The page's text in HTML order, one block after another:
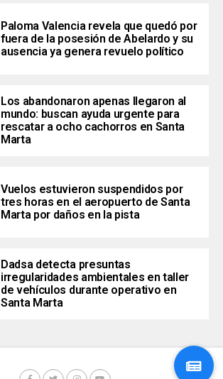
Paloma Valencia revela que quedó por
fuera de la posesión de Abelardo y su
ausencia ya genera revuelo político
Los abandonaron apenas llegaron al
mundo: buscan ayuda urgente para
rescatar a ocho cachorros en Santa
Marta
Vuelos estuvieron suspendidos por
tres horas en el aeropuerto de Santa
Marta por daños en la pista
Dadsa detecta presuntas
irregularidades ambientales en taller
de vehículos durante operativo en
Santa Marta